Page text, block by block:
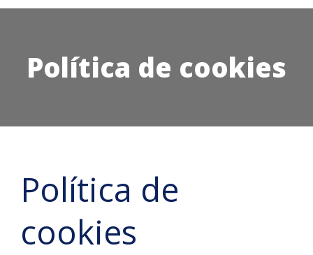
Política de cookies
Política de
cookies